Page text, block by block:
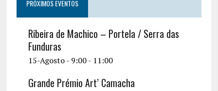
n PRÓXIMOS EVENTOS
Ribeira de Machico – Portela / Serra das
Funduras
15-Agosto - 9:00- 11:00
Grande Prémio Art’ Camacha